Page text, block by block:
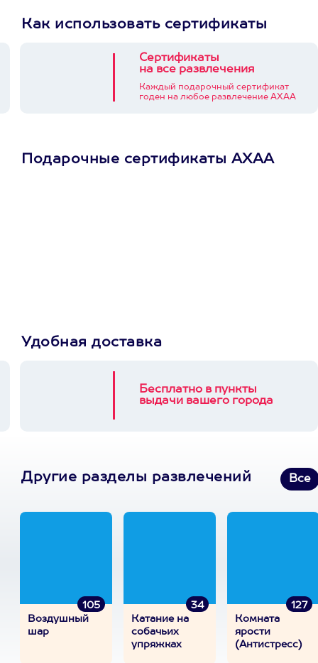
Как использовать сертификаты
Сертификаты
на все развлечения
Каждый подарочный сертификат
годен на любое развлечение АХАА
Подарочные сертификаты АХАА
Удобная доставка
Бесплатно в пункты
выдачи вашего города
Другие разделы развлечений Все
105
Воздушный
шар
34
Катание на
собачьих
упряжках
127
Комната
ярости
(Антистресс)